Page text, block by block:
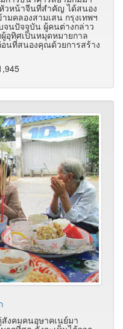
วหน้าจีนที่สำคัญ ได้สนอง
มคลองสามเสน กรุงเทพฯ
จนปัจจุบัน ผู้คนต่างกล่าว
ทิศเป็นหมุดหมายกาล
นที่สนองคุณด้วยการสร้าง
สังคมคนอุษาคเนย์มา